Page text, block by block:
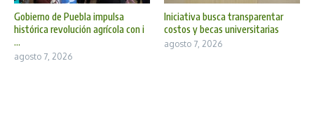
Gobierno de Puebla impulsa
histórica revolución agrícola con i
...
agosto 7, 2026
Iniciativa busca transparentar
costos y becas universitarias
agosto 7, 2026